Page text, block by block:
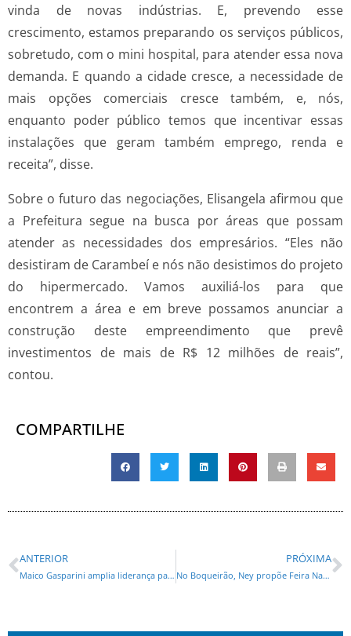
vinda de novas indústrias. E, prevendo esse
crescimento, estamos preparando os serviços públicos,
sobretudo, com o mini hospital, para atender essa nova
demanda. E quando a cidade cresce, a necessidade de
mais opções comerciais cresce também, e, nós,
enquanto poder público temos que incentivar essas
instalações que geram também emprego, renda e
receita”, disse.
Sobre o futuro das negociações, Elisangela afirmou que
a Prefeitura segue na busca por áreas que possam
atender as necessidades dos empresários. “Eles não
desistiram de Carambeí e nós não desistimos do projeto
do hipermercado. Vamos auxiliá-los para que
encontrem a área e em breve possamos anunciar a
construção deste empreendimento que prevê
investimentos de mais de R$ 12 milhões de reais”,
contou.
COMPARTILHE
ANTERIOR
Maico Gasparini amplia liderança para prefeito de Itaipulândia com 55,89% dos votos válidos
PRÓXIMA
No Boqueirão, Ney propõe Feira Nacional de Roupas de Inverno, Clínica de Saúde da Mulher Curitibana e Pronto Atendimento Infantil para toda região